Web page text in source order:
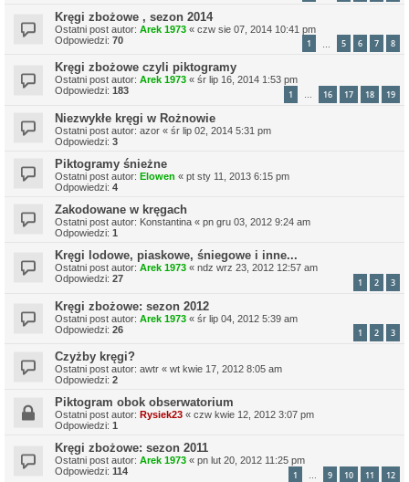
Kręgi zbożowe , sezon 2014
Ostatni post autor: Arek 1973 « czw sie 07, 2014 10:41 pm
Odpowiedzi: 70 1 5 6 7 8
Kręgi zbożowe czyli piktogramy
Ostatni post autor: Arek 1973 « śr lip 16, 2014 1:53 pm
Odpowiedzi: 183 1 … 16 17 18 19
Niezwykłe kręgi w Rożnowie
Ostatni post autor: azor « śr lip 02, 2014 5:31 pm
Odpowiedzi: 3
Piktogramy śnieżne
Ostatni post autor: Elowen « pt sty 11, 2013 6:15 pm
Odpowiedzi: 4
Zakodowane w kręgach
Ostatni post autor: Konstantina « pn gru 03, 2012 9:24 am
Odpowiedzi: 1
Kręgi lodowe, piaskowe, śniegowe i inne...
Ostatni post autor: Arek 1973 « ndz wrz 23, 2012 12:57 am
Odpowiedzi: 27 1 2 3
Kręgi zbożowe: sezon 2012
Ostatni post autor: Arek 1973 « śr lip 04, 2012 5:39 am
Odpowiedzi: 26 1 2 3
Czyżby kręgi?
Ostatni post autor: awtr « wt kwie 17, 2012 8:05 am
Odpowiedzi: 2
Piktogram obok obserwatorium
Ostatni post autor: Rysiek23 « czw kwie 12, 2012 3:07 pm
Odpowiedzi: 1
Kręgi zbożowe: sezon 2011
Ostatni post autor: Arek 1973 « pn lut 20, 2012 11:25 pm
Odpowiedzi: 114 1 … 9 10 11 12